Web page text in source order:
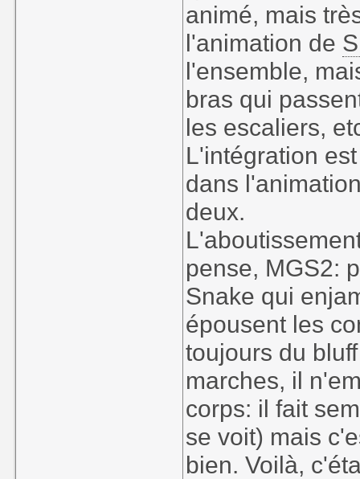
animé, mais
l'animation de
l'ensemble,
bras qui
les escaliers,
L'intégration
dans
deux.
pense, MGS2:
Snake qui
épousent les
toujours du
marches, il
corps: il fait
se voit) mais
bien. Voilà,